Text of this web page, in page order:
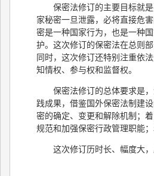
保密法修订的主要目标就
家秘密一旦泄露，必将直接危
密是一种国家行为，也是一种
护。这次修订的保密法在总则
同时，这次修订还特别注重依
知情权、参与权和监督权。
保密法修订的总体要求是
践成果，借鉴国外保密法制建
密的确定、变更和解除机制；
规范和加强保密行政管理职能
这次修订历时长、幅度大